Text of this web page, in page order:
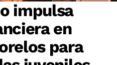
impulsa
en
para